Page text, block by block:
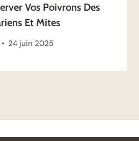
Vos Poivrons Des
Et Mites
24 juin 2025